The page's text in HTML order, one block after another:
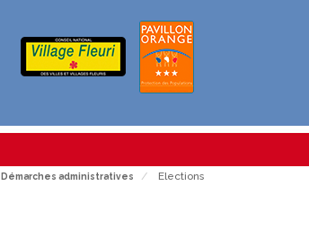
Démarches administratives Elections